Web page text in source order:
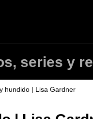
series y
hundido | Lisa Gardner